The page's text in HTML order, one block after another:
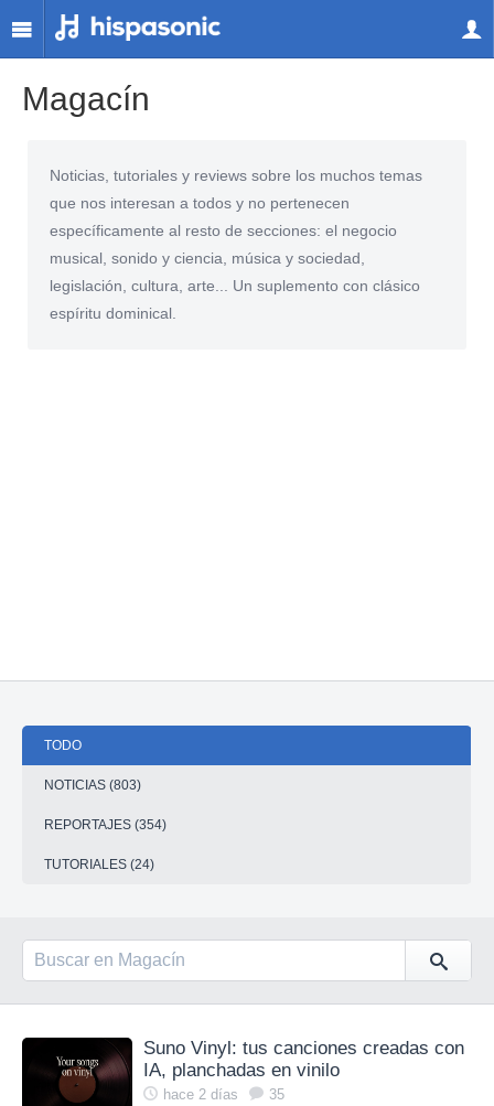
Magacín
Noticias, tutoriales y reviews sobre los muchos temas
que nos interesan a todos y no pertenecen
específicamente al resto de secciones: el negocio
musical, sonido y ciencia, música y sociedad,
legislación, cultura, arte... Un suplemento con clásico
espíritu dominical.
TODO
NOTICIAS (803)
REPORTAJES (354)
TUTORIALES (24)
Suno Vinyl: tus canciones creadas con
IA, planchadas en vinilo
hace 2 días 35